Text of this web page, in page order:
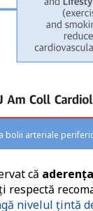
bolii arteriale
că
respectă
nivelul țintă